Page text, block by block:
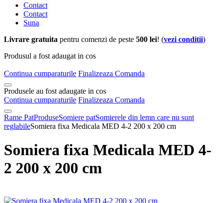
Contact
Contact
Suna
Livrare gratuita pentru comenzi de peste 500 lei! (vezi conditii)
Produsul a fost adaugat in cos
Continua cumparaturile Finalizeaza Comanda
Produsele au fost adaugate in cos
Continua cumparaturile Finalizeaza Comanda
Rame PatProduseSomiere patSomierele din lemn care nu sunt
reglabileSomiera fixa Medicala MED 4-2 200 x 200 cm
Somiera fixa Medicala MED 4-
2 200 x 200 cm